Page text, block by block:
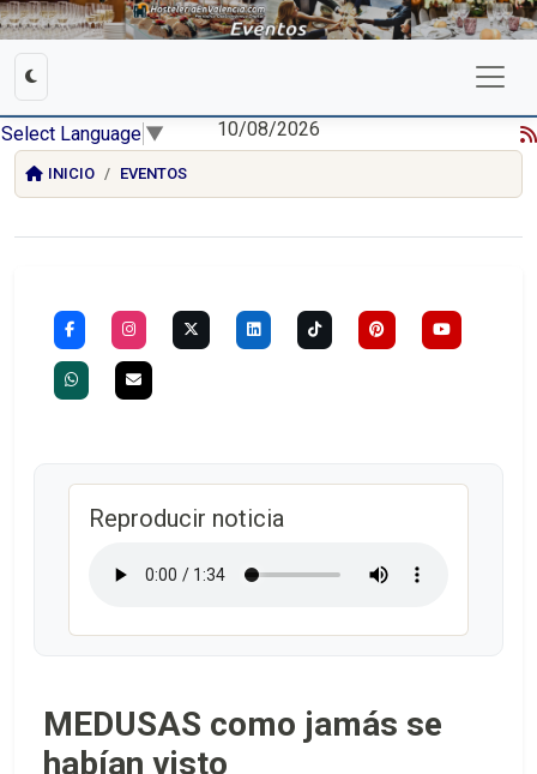
Select Language ▼ 10/08/2026
INICIO EVENTOS
Reproducir noticia
MEDUSAS como jamás se
habían visto